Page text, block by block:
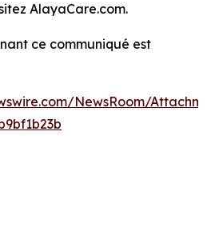
AlayaCare.com.
ce communiqué est
NewsRoom/